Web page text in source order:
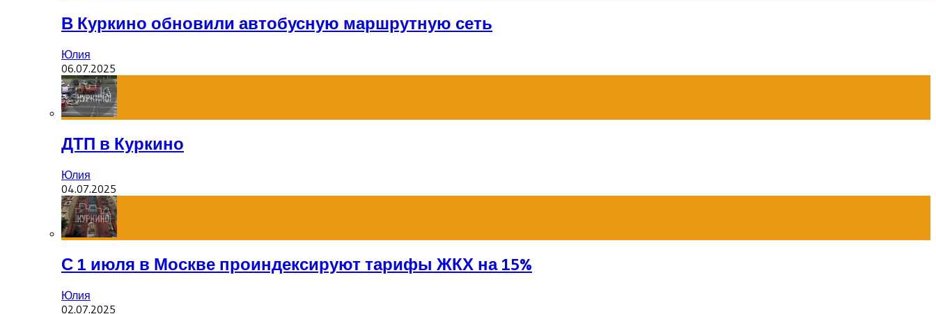
В Куркино обновили автобусную маршрутную сеть
Юлия
06.07.2025
ДТП в Куркино
Юлия
04.07.2025
С 1 июля в Москве проиндексируют тарифы ЖКХ на 15%
Юлия
02.07.2025